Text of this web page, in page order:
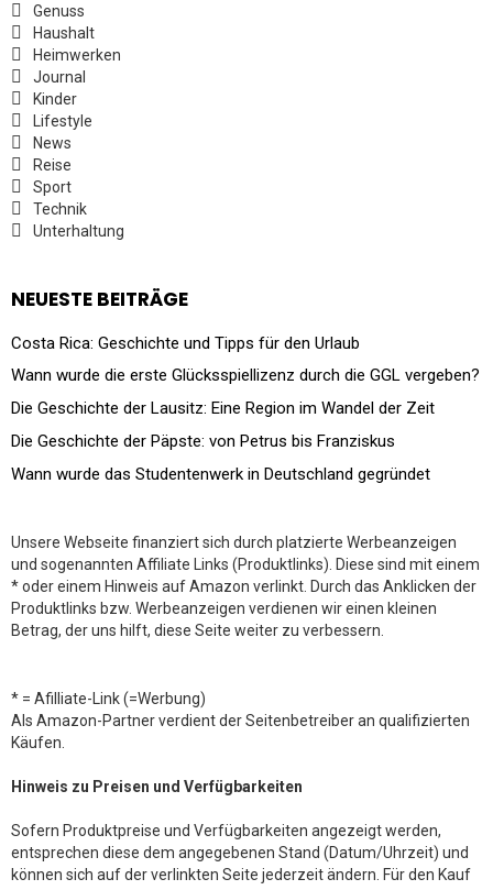
Genuss
Haushalt
Heimwerken
Journal
Kinder
Lifestyle
News
Reise
Sport
Technik
Unterhaltung
NEUESTE BEITRÄGE
Costa Rica: Geschichte und Tipps für den Urlaub
Wann wurde die erste Glücksspiellizenz durch die GGL vergeben?
Die Geschichte der Lausitz: Eine Region im Wandel der Zeit
Die Geschichte der Päpste: von Petrus bis Franziskus
Wann wurde das Studentenwerk in Deutschland gegründet
Unsere Webseite finanziert sich durch platzierte Werbeanzeigen
und sogenannten Affiliate Links (Produktlinks). Diese sind mit einem
* oder einem Hinweis auf Amazon verlinkt. Durch das Anklicken der
Produktlinks bzw. Werbeanzeigen verdienen wir einen kleinen
Betrag, der uns hilft, diese Seite weiter zu verbessern.
* = Afilliate-Link (=Werbung)
Als Amazon-Partner verdient der Seitenbetreiber an qualifizierten
Käufen.
Hinweis zu Preisen und Verfügbarkeiten
Sofern Produktpreise und Verfügbarkeiten angezeigt werden,
entsprechen diese dem angegebenen Stand (Datum/Uhrzeit) und
können sich auf der verlinkten Seite jederzeit ändern. Für den Kauf